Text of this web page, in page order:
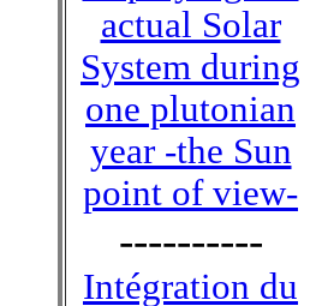
actual Solar
System during
one plutonian
year -the Sun
point of view-
----------
Intégration du